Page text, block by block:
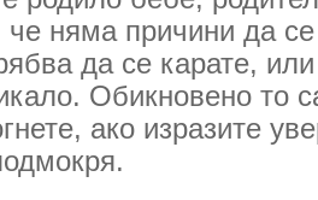
че няма причини да
да се карате,
Обикновено то
ако изразите